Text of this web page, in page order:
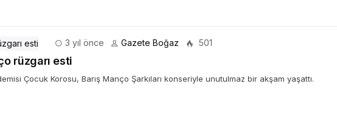
3 yıl önce Gazete Boğaz 501
rüzgarı esti
Çocuk Korosu, Barış Manço Şarkıları konseriyle unutulmaz bir akşam yaşattı.